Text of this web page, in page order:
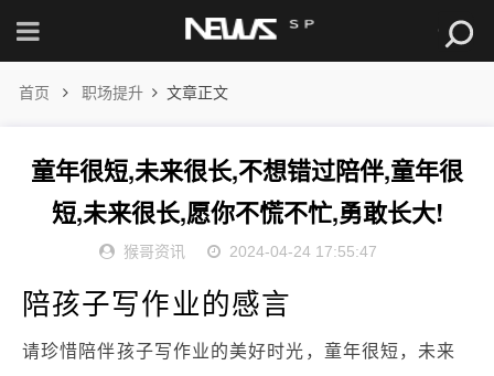
首页 职场提升 文章正文
童年很短,未来很长,不想错过陪伴,童年很
短,未来很长,愿你不慌不忙,勇敢长大!
猴哥资讯 2024-04-24 17:55:47
陪孩子写作业的感言
请珍惜陪伴孩子写作业的美好时光，童年很短，未来